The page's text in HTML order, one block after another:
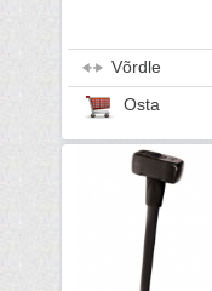
Võrdle
Osta